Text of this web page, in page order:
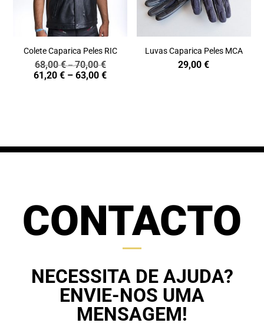
Colete Caparica Peles RIC
68,00€–70,00€Price
range:
61,20€ – 63,00€Price
Luvas Caparica Peles MCA
29,00€
CONTACTO
NECESSITA DE AJUDA?
ENVIE-NOS UMA
MENSAGEM!